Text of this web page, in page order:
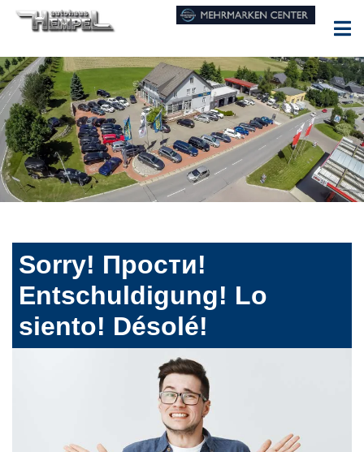
Sorry! Прости!
Entschuldigung! Lo
siento! Désolé!